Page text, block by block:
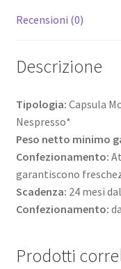
Recensioni (0)
Descrizione
Tipologia: Capsula
Nespresso*
Peso netto minimo
Confezionamento:
garantiscono
Scadenza: 24 mesi
Confezionamento:
Prodotti